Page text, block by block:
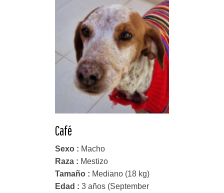
Café
Sexo : Macho
Raza : Mestizo
Tamaño : Mediano (18 kg)
Edad : 3 años (September